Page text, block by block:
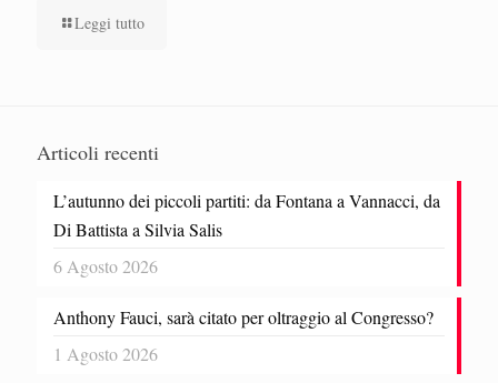
Leggi tutto
Articoli recenti
L’autunno dei piccoli partiti: da Fontana a Vannacci, da
Di Battista a Silvia Salis
6 Agosto 2026
Anthony Fauci, sarà citato per oltraggio al Congresso?
1 Agosto 2026